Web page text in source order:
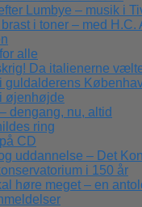
Lumbye – musik i
brast i toner – med H.C.
alle
Da italienerne
guldalderens
øjenhøjde
dengang, nu, altid
ring
CD
uddannelse – Det
i 150 år
høre meget – en